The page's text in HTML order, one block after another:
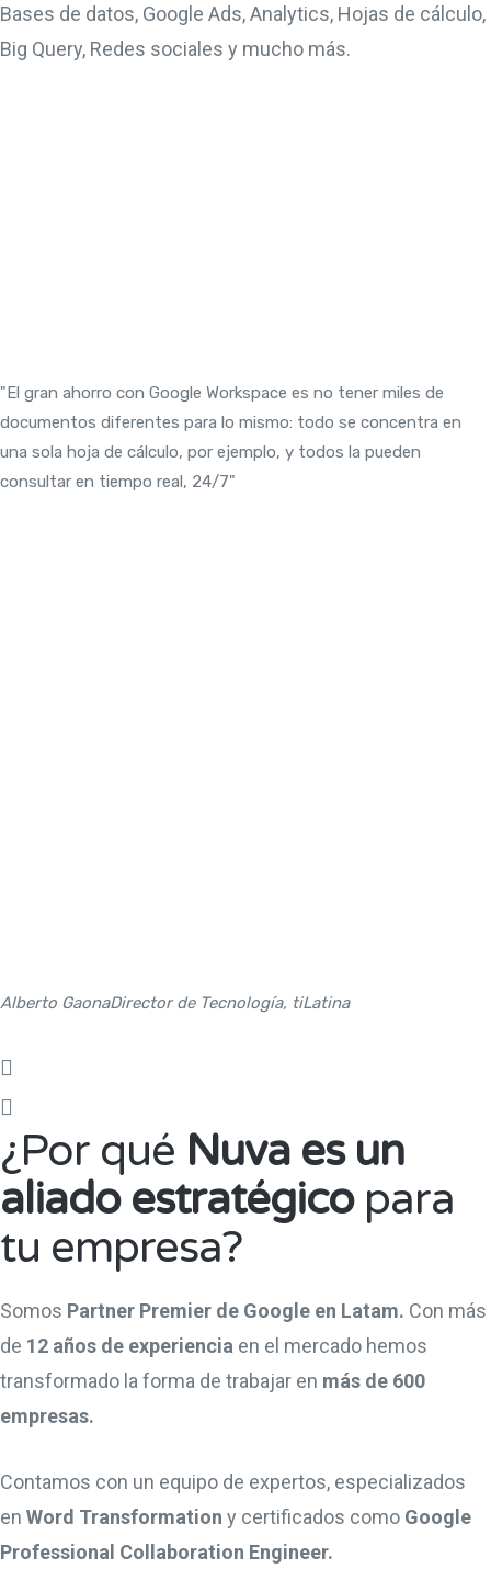
Bases de datos, Google Ads, Analytics, Hojas de cálculo,
Big Query, Redes sociales y mucho más.
"El gran ahorro con Google Workspace es no tener miles de
documentos diferentes para lo mismo: todo se concentra en
una sola hoja de cálculo, por ejemplo, y todos la pueden
consultar en tiempo real, 24/7"
Alberto GaonaDirector de Tecnología, tiLatina
¿Por qué Nuva es un
aliado estratégico para
tu empresa?
Somos Partner Premier de Google en Latam. Con más
de 12 años de experiencia en el mercado hemos
transformado la forma de trabajar en más de 600
empresas.
Contamos con un equipo de expertos, especializados
en Word Transformation y certificados como Google
Professional Collaboration Engineer.